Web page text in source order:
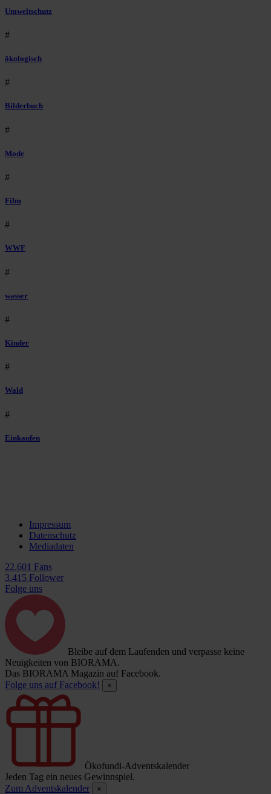
Umweltschutz
#
ökologisch
#
Bilderbuch
#
Mode
#
Film
#
WWF
#
wasser
#
Kinder
#
Wald
#
Einkaufen
Impressum
Datenschutz
Mediadaten
22.601 Fans
3.415 Follower
Folge uns
Bleibe auf dem Laufenden und verpasse keine
Neuigkeiten von BIORAMA.
Das BIORAMA Magazin auf Facebook.
Folge uns auf Facebook!
×
Ökofundi-Adventskalender
Jeden Tag ein neues Gewinnspiel.
Zum Adventskalender
×